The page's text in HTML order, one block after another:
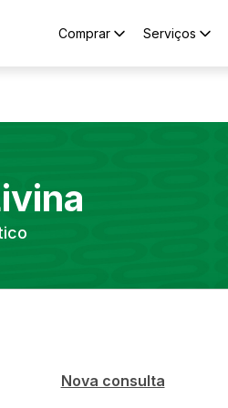
Comprar Serviços
Nova consulta